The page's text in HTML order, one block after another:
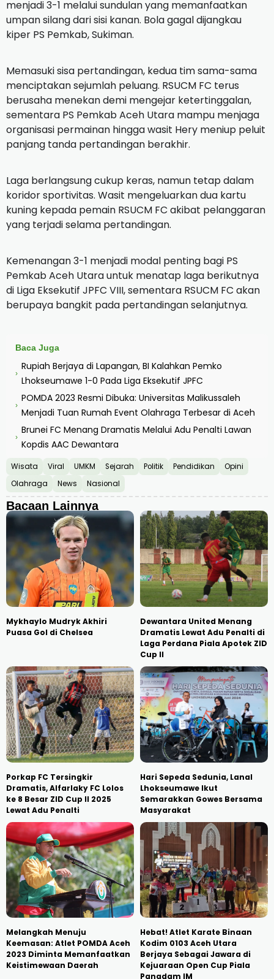
menjadi 3-1 melalui sundulan yang memanfaatkan
umpan silang dari sisi kanan. Bola gagal dijangkau
kiper PS Pemkab, Sukiman.
Memasuki sisa pertandingan, kedua tim sama-sama
menciptakan sejumlah peluang. RSUCM FC terus
berusaha menekan demi mengejar ketertinggalan,
sementara PS Pemkab Aceh Utara mampu menjaga
organisasi permainan hingga wasit Hery meniup peluit
panjang tanda pertandingan berakhir.
Laga berlangsung cukup keras, namun tetap dalam
koridor sportivitas. Wasit mengeluarkan dua kartu
kuning kepada pemain RSUCM FC akibat pelanggaran
yang terjadi selama pertandingan.
Kemenangan 3-1 menjadi modal penting bagi PS
Pemkab Aceh Utara untuk menatap laga berikutnya
di Liga Eksekutif JPFC VIII, sementara RSUCM FC akan
berupaya bangkit pada pertandingan selanjutnya.
Baca Juga
›
Rupiah Berjaya di Lapangan, BI Kalahkan Pemko
Lhokseumawe 1-0 Pada Liga Eksekutif JPFC
›
POMDA 2023 Resmi Dibuka: Universitas Malikussaleh
Menjadi Tuan Rumah Event Olahraga Terbesar di Aceh
›
Brunei FC Menang Dramatis Melalui Adu Penalti Lawan
Kopdis AAC Dewantara
Wisata Viral UMKM Sejarah Politik Pendidikan
Opini
Olahraga
News Nasional
Bacaan Lainnya
Mykhaylo Mudryk Akhiri
Puasa Gol di Chelsea
Dewantara United Menang
Dramatis Lewat Adu Penalti di
Laga Perdana Piala Apotek ZID
Cup II
Porkap FC Tersingkir
Dramatis, Alfarlaky FC Lolos
ke 8 Besar ZID Cup II 2025
Lewat Adu Penalti
Hari Sepeda Sedunia, Lanal
Lhokseumawe Ikut
Semarakkan Gowes Bersama
Masyarakat
Melangkah Menuju
Keemasan: Atlet POMDA Aceh
2023 Diminta Memanfaatkan
Keistimewaan Daerah
Hebat! Atlet Karate Binaan
Kodim 0103 Aceh Utara
Berjaya Sebagai Jawara di
Kejuaraan Open Cup Piala
Pangdam IM